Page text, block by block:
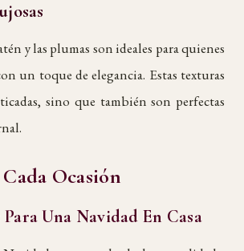
y las plumas son ideales para quienes
un toque de elegancia. Estas texturas
sino que también son perfectas
Ocasión
Una Navidad En Casa